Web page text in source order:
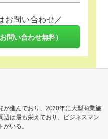
お問い合わせ／
お問い合わせ無料）
が進んでおり、2020年に大型商業施
辺は最も栄えており、ビジネスマン
いる。